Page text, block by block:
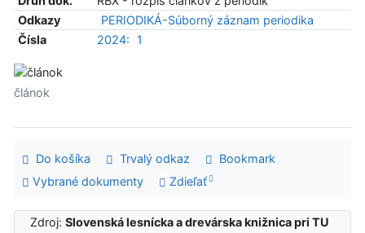
Odkazy
PERIODIKÁ-Súborný záznam periodika
Čísla
2024: 1
článok
Do košíka Trvalý odkaz
Bookmark
Vybrané dokumenty
Zdieľať
Zdroj:Slovenská lesnícka a drevárska knižnica pri TU